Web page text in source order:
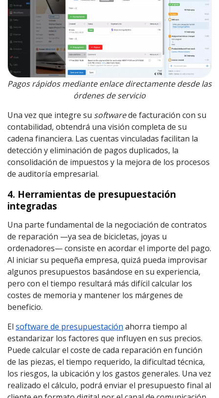
Pagos rápidos mediante enlace directamente desde las
órdenes de servicio
Una vez que integre su softwarede facturación con su
contabilidad, obtendrá una visión completa de su
cadena financiera. Las cuentas vinculadas facilitan la
detección y eliminación de pagos duplicados, la
consolidación de impuestos y la mejora de los procesos
de auditoría empresarial.
4. Herramientas de presupuestación
integradas
Una parte fundamental de la negociación de contratos
de reparación —ya sea de bicicletas, joyas u
ordenadores— consiste en acordar el importe del pago.
Al iniciar su pequeña empresa, quizá pueda improvisar
algunos presupuestos basándose en su experiencia,
pero con el tiempo resultará más difícil calcular los
costes de memoria y mantener los márgenes de
beneficio.
El software de presupuestación ahorra tiempo al
estandarizar los factores que influyen en sus precios.
Puede calcular el coste de cada reparación en función
de las piezas, el tiempo requerido, la dificultad técnica,
los riesgos, la ubicación y los gastos generales. Una vez
realizado el cálculo, podrá enviar el presupuesto final al